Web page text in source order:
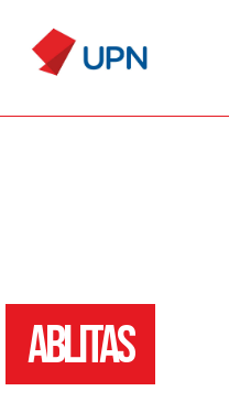
ABLITAS